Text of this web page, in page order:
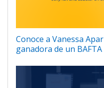
Conoce a Vanessa
ganadora de un BAFTA